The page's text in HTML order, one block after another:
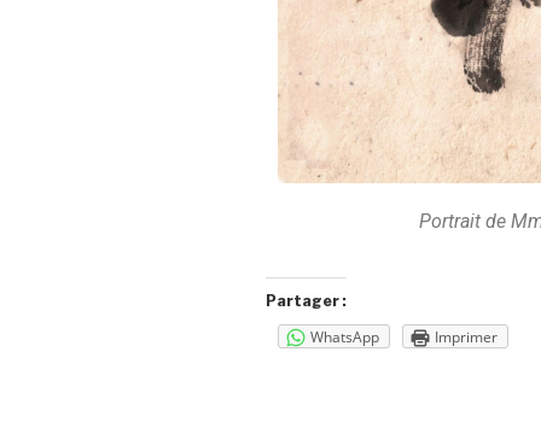
Portrait de
Partager :
WhatsApp Imprimer